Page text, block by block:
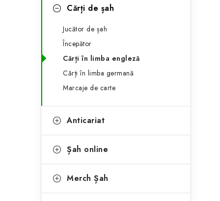
ă
Cărți de șah
Jucător de șah
Începător
Cărți în limba engleză
Cărți în limba germană
Marcaje de carte
Anticariat
Șah online
Merch Șah